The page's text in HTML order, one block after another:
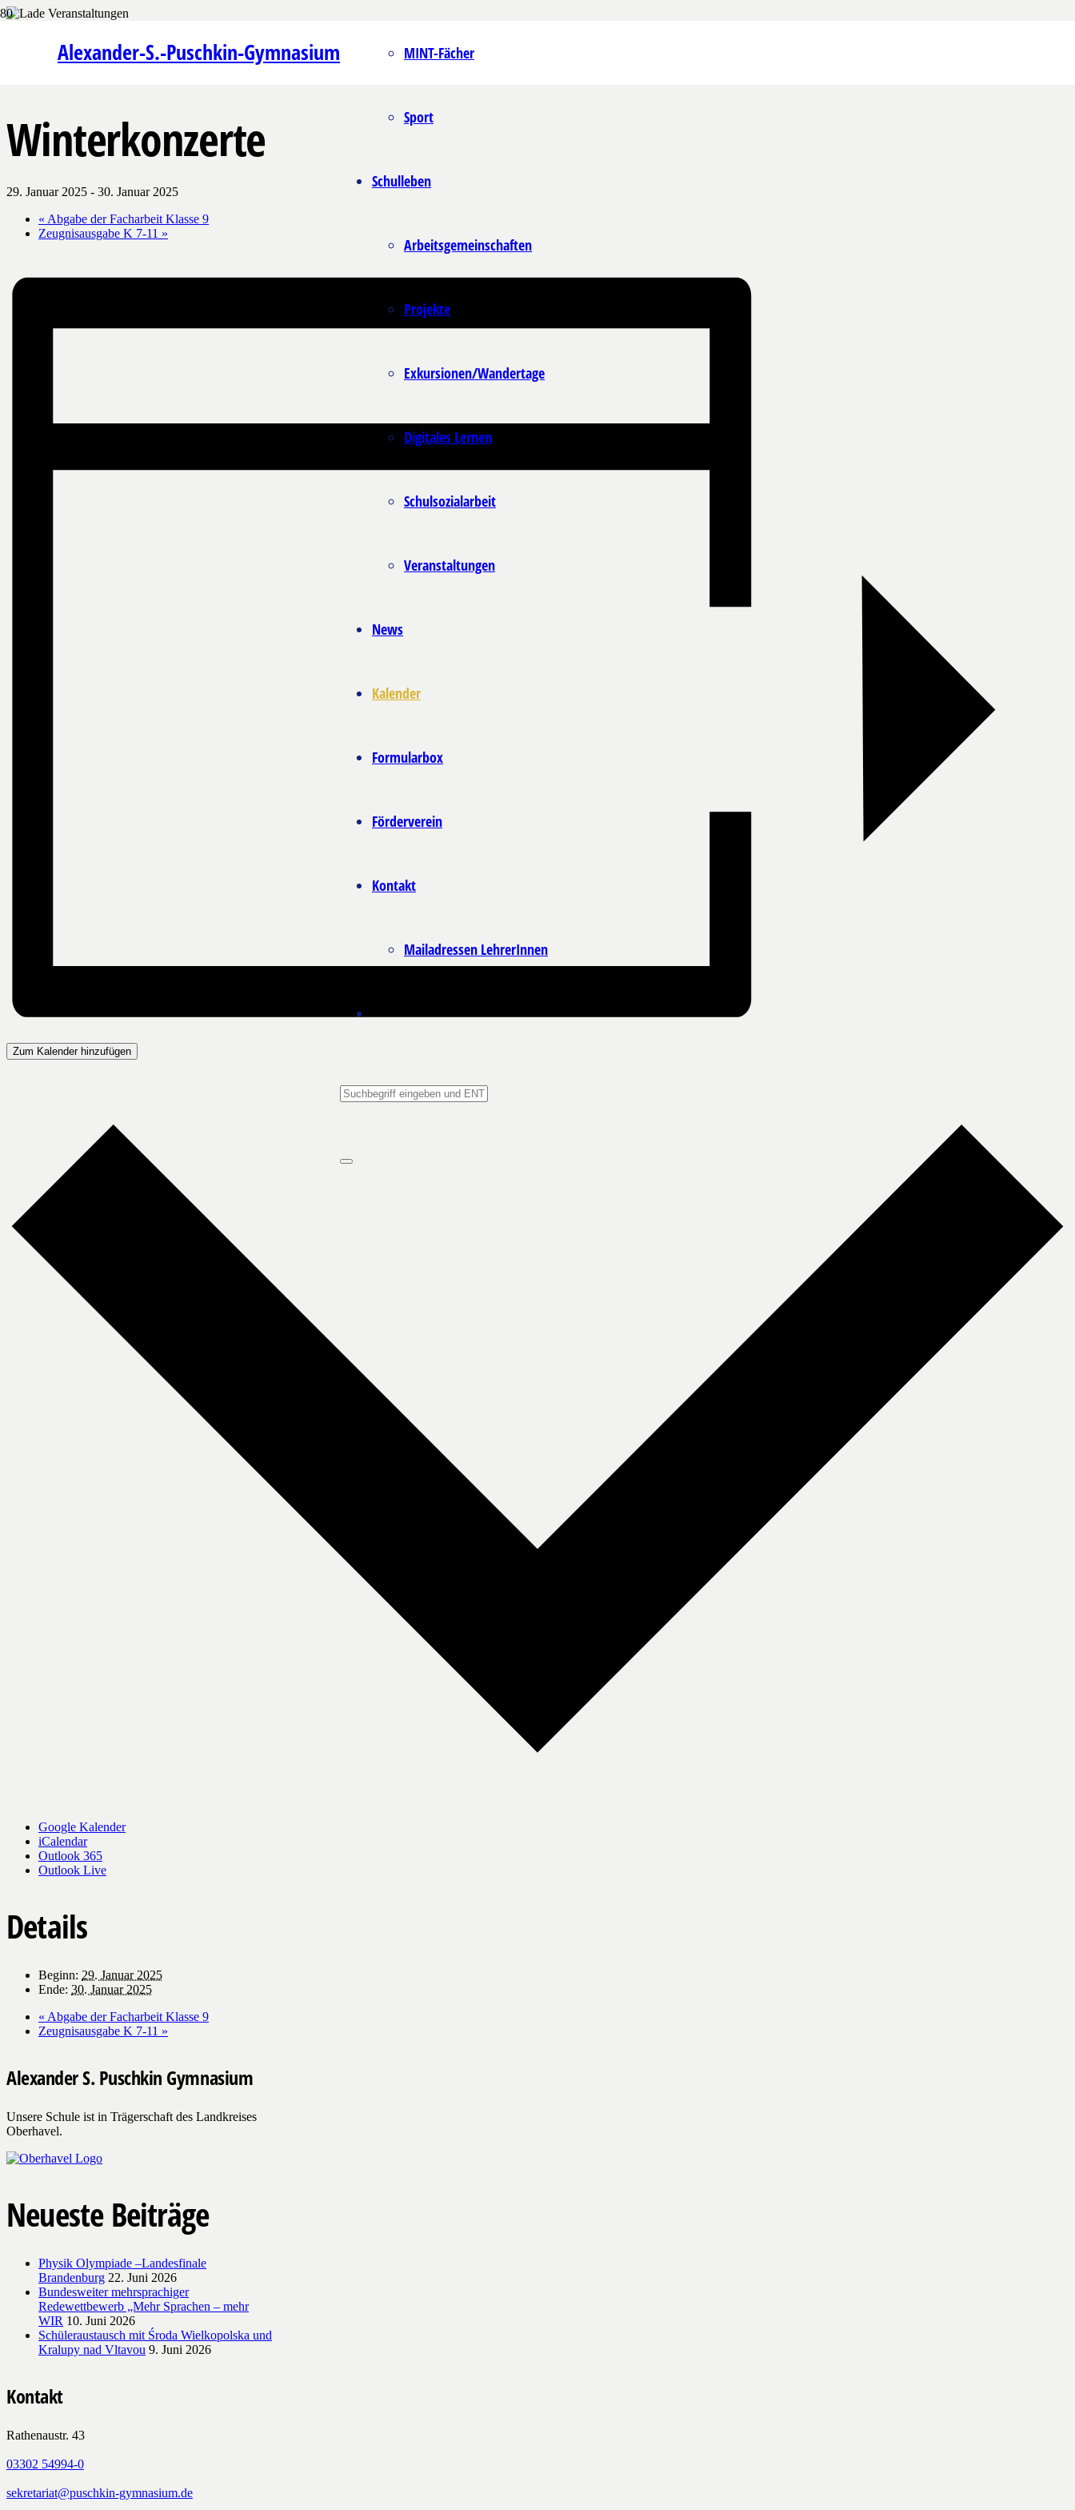
Alexander-S.-Puschkin-Gymnasium MINT-Fächer
Sport
Schulleben
Arbeitsgemeinschaften
Projekte
Exkursionen/Wandertage
Digitales Lernen
Schulsozialarbeit
Veranstaltungen
News
Kalender
Formularbox
Förderverein
Kontakt
Mailadressen LehrerInnen
Diese Veranstaltung hat bereits stattgefunden.
Winterkonzerte
29. Januar 2025 - 30. Januar 2025
« Abgabe der Facharbeit Klasse 9
Zeugnisausgabe K 7-11 »
Zum Kalender hinzufügen
Google Kalender
iCalendar
Outlook 365
Outlook Live
Details
Beginn: 29. Januar 2025
Ende: 30. Januar 2025
« Abgabe der Facharbeit Klasse 9
Zeugnisausgabe K 7-11 »
Alexander S. Puschkin Gymnasium
Unsere Schule ist in Trägerschaft des Landkreises
Oberhavel.
Neueste Beiträge
Physik Olympiade –Landesfinale
Brandenburg 22. Juni 2026
Bundesweiter mehrsprachiger
Redewettbewerb „Mehr Sprachen – mehr
WIR 10. Juni 2026
Schüleraustausch mit Środa Wielkopolska und
Kralupy nad Vltavou 9. Juni 2026
Kontakt
Rathenaustr. 43
03302 54994-0
sekretariat@puschkin-gymnasium.de